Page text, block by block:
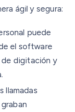
ágil y segura:
puede
el software
de digitación y
llamadas